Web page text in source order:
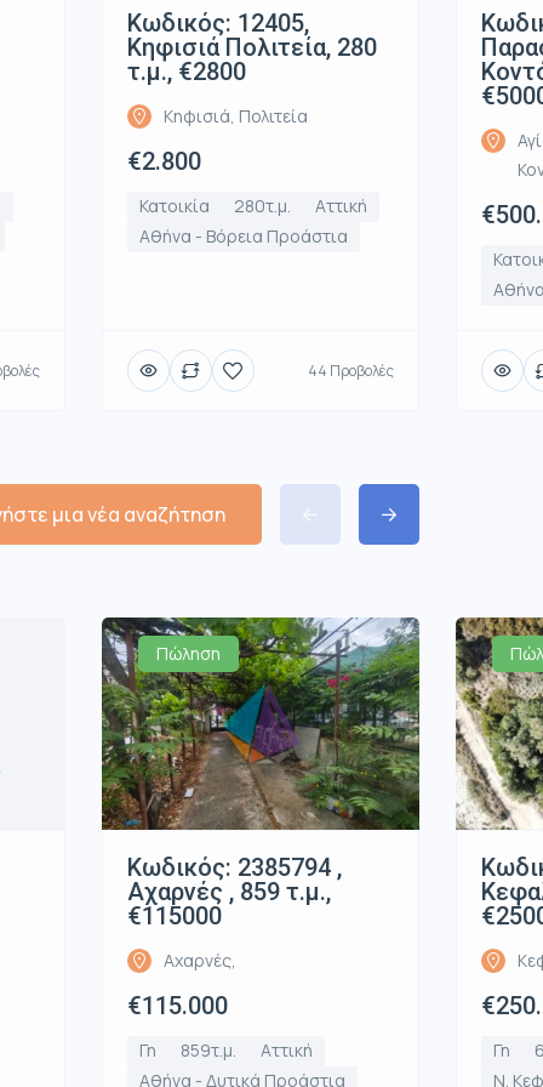
Κωδικός: 12405,
Κηφισιά Πολιτεία, 280
τ.μ., €2800
Κηφισιά, Πολιτεία
€2.800
Κατοικία 280τ.μ.
Αττική
Αθήνα - Βόρεια Προάστια
44 Προβολές
μια νέα αναζήτηση
Πώληση
Κωδικός: 2385794 ,
Αχαρνές , 859 τ.μ.,
€115000
Αχαρνές,
€115.000
Γη 859τ.μ.
Αττική
Αθήνα - Δυτικά Προάστια
Γη
Ν.